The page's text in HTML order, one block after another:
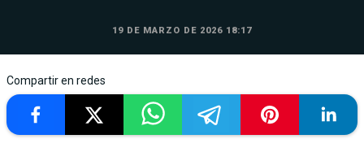
19 DE MARZO DE 2026 18:17
Compartir en redes